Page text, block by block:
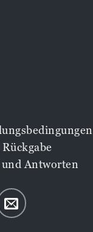
und Antworten